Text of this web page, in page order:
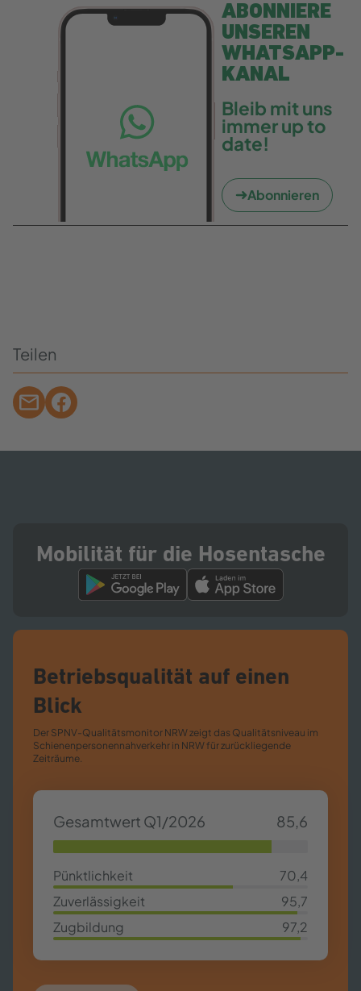
ABONNIERE
UNSEREN
WHATSAPP-
KANAL
Bleib mit uns
immer up to
date!
Abonnieren
Teilen
Mobilität für die Hosentasche
Betriebsqualität auf einen
Blick
Der SPNV-​Qualitätsmonitor NRW zeigt das Qualitätsniveau im
Schienenpersonennahverkehr in NRW für zurückliegende
Zeiträume.
Gesamtwert Q1/2026
85,6
85,63%
Pünktlichkeit 70,4
70,4%
Zuverlässigkeit
95,7
95,7%
Zugbildung
97,2
97,2%